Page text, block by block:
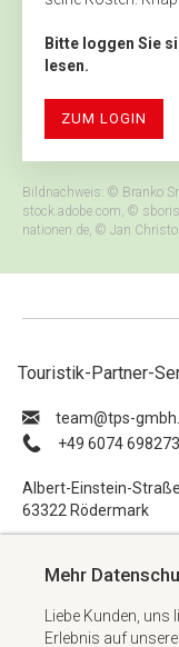
Bitte loggen Sie
lesen.
ZUM LOGIN
Bildnachweis: © Branko
stock.adobe.com, ©
nationen.de, © Jan
Touristik-Partner-
ue.hbmg-
+49 6074
Albert-Einstein-
63322 Rödermark
Impressum
AGB
Mehr
Liebe Kunden,
Erlebnis auf